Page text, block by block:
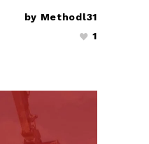
by Methodl31
1